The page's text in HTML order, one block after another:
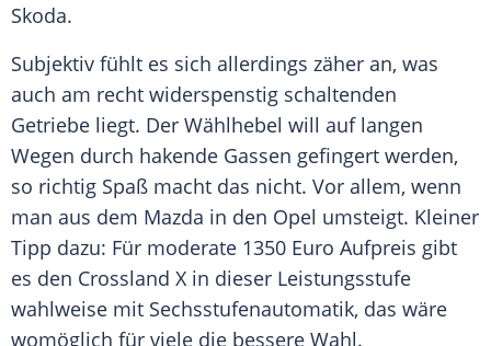
Skoda.
Subjektiv fühlt es sich allerdings zäher an, was
auch am recht widerspenstig schaltenden
Getriebe liegt. Der Wählhebel will auf langen
Wegen durch hakende Gassen gefingert werden,
so richtig Spaß macht das nicht. Vor allem, wenn
man aus dem Mazda in den Opel umsteigt. Kleiner
Tipp dazu: Für moderate 1350 Euro Aufpreis gibt
es den Crossland X in dieser Leistungsstufe
wahlweise mit Sechsstufenautomatik, das wäre
womöglich für viele die bessere Wahl.